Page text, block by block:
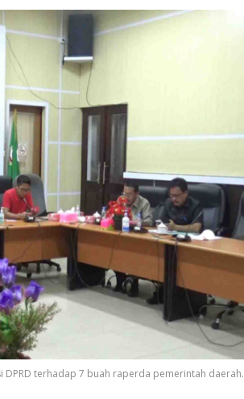
terhadap 7 buah raperda pemerintah daerah.